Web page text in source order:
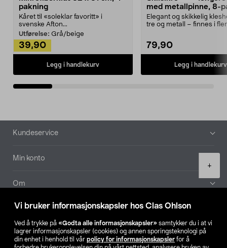
Vi bruker informasjonskapsler hos Clas Ohlson
Ved å trykke på «Godta alle informasjonskapsler» samtykker du i at vi
lagrer informasjonskapsler (cookies) og annen sporingsteknologi på
din enhet i henhold til vår policy for informasjonskapsler for å
+
pakning
Kåret til «soleklar favoritt» i
svenske Afton...
Utførelse: Grå/beige
39,90
Legg i handlekurv
med metallpinne, 8-
Elegant og skikkelig
tre og metall – finnes i
79,90
Legg i handlekurv
Bunntekst
Kundeservice
Min konto
Om
Aktuelt
Våre selskaper